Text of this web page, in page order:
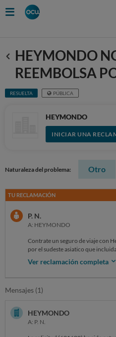
Anterior
HEYMONDO
REEMBOLSA
RESUELTA PÚBLICA
HEYMONDO
INICIAR UNA
Naturaleza del problema: Otro
TU RECLAMACIÓN
P. N.
A: HEYMONDO
Contrate un seguro de viaje con
por el sudeste asiatico que
En Bangkok tuve la mala suerte
nos robaron muchisimas cosas.
Hey mondo y despues de dos
yo en la comisaria explique
niegan. Mi amigo en otro seguro
sin problema el reembolso. Es
con ellos y cuando los necesito
Ver reclamación completa
Mensajes (1)
HEYMONDO
A: P. N.